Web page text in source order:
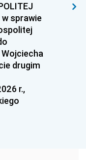
1994
1991
1985
1979
w sprawie
drugim
r.,